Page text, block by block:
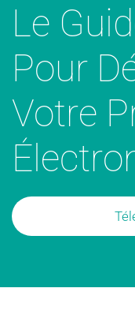
Le
Pour
Votre